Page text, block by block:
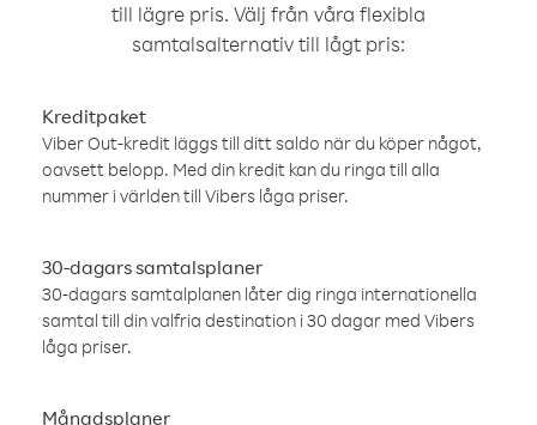
till lägre pris. Välj från våra flexibla
samtalsalternativ till lågt pris:
Kreditpaket
Viber Out-kredit läggs till ditt saldo när du köper något,
oavsett belopp. Med din kredit kan du ringa till alla
nummer i världen till Vibers låga priser.
30-dagars samtalsplaner
30-dagars samtalplanen låter dig ringa internationella
samtal till din valfria destination i 30 dagar med Vibers
låga priser.
Månadsplaner